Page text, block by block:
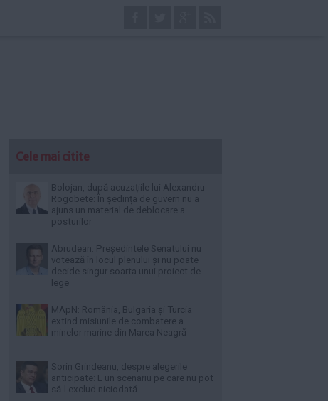
Cele mai citite
Bolojan, după acuzațiile lui Alexandru
Rogobete: În ședința de guvern nu a
ajuns un material de deblocare a
posturilor
Abrudean: Președintele Senatului nu
votează în locul plenului și nu poate
decide singur soarta unui proiect de
lege
MApN: România, Bulgaria și Turcia
extind misiunile de combatere a
minelor marine din Marea Neagră
Sorin Grindeanu, despre alegerile
anticipate: E un scenariu pe care nu pot
să-l exclud niciodată